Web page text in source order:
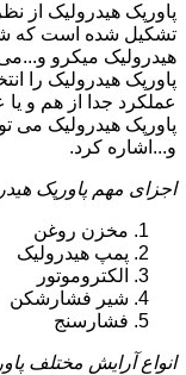
پاورپک هیدرولیک از
تشکیل شده است که
هیدرولیک میکرو
پاورپک هیدرولیک را
عملکرد جدا از هم و یا
پاورپک هیدرولیک می
و...اشاره کرد.
اجزای مهم پاورپک
مخزن روغن
پمپ هیدرولیک
الکتروموتور
شیر فشارشکن
فشارسنج
انواع آرایش مختلف